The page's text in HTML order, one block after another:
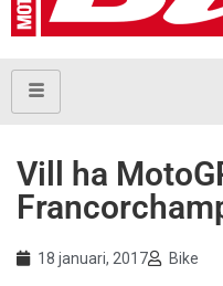
Vill ha
18 januari, 2017 Bike